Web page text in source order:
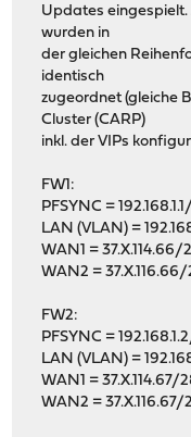
Updates eingespielt.
wurden in
der gleichen
identisch
zugeordnet (gleiche
Cluster (CARP)
inkl. der VIPs
FW1:
PFSYNC =
LAN (VLAN) =
WAN1 = 37.X.114.66/
WAN2 =
FW2:
PFSYNC =
LAN (VLAN) =
WAN1 = 37.X.114.67/
WAN2 = 37.X.116.67/